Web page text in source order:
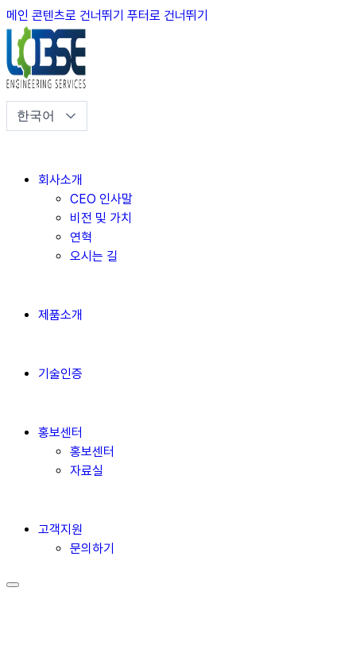
메인 콘텐츠로 건너뛰기 푸터로 건너뛰기
회사소개
CEO 인사말
비전 및 가치
연혁
오시는 길
제품소개
기술인증
홍보센터
홍보센터
자료실
고객지원
문의하기